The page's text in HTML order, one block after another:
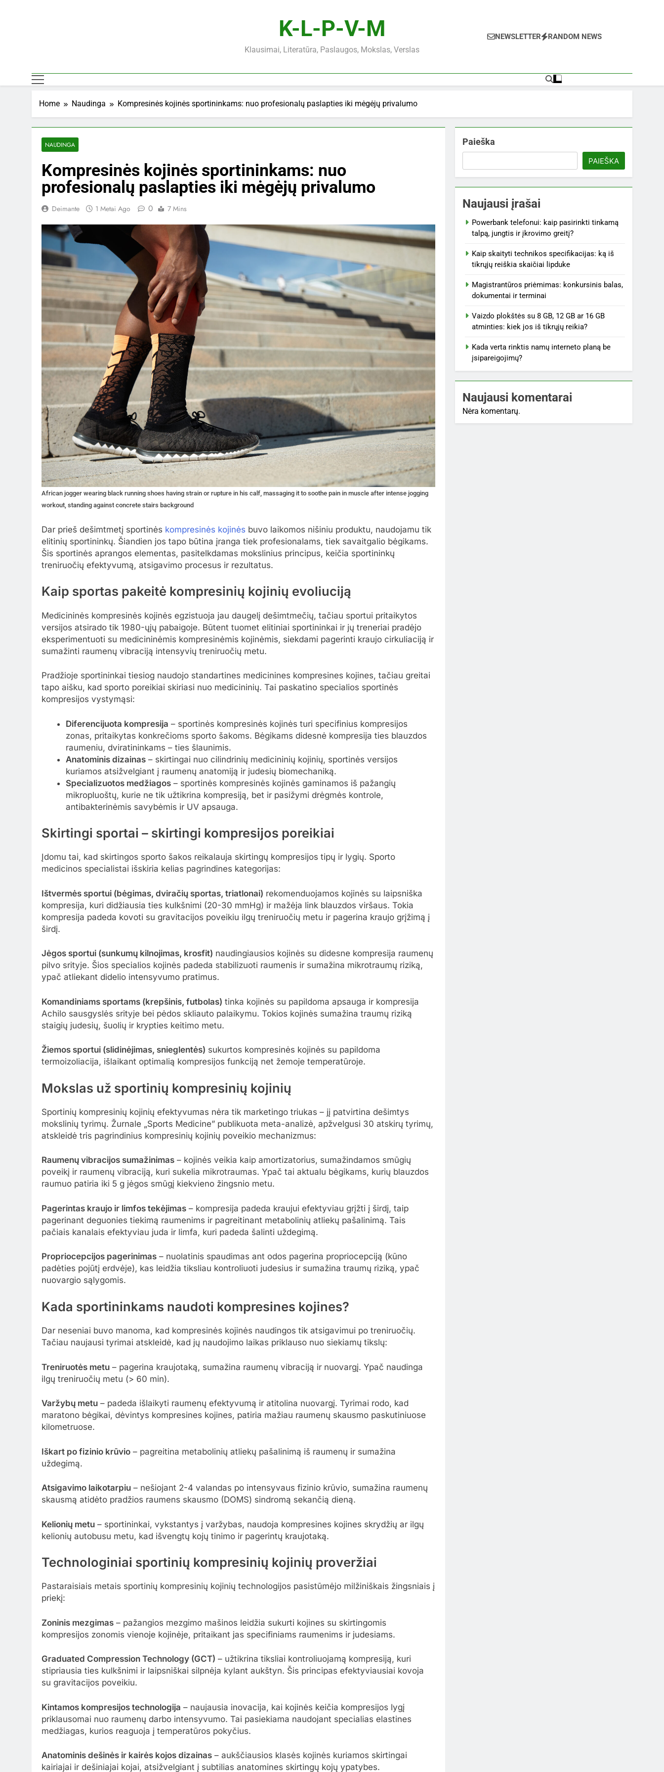
K-L-P-V-M
Klausimai, Literatūra, Paslaugos, Mokslas, Verslas
NEWSLETTER RANDOM NEWS
Home Naudinga Kompresinės kojinės sportininkams: nuo profesionalų paslapties iki mėgėjų privalumo
NAUDINGA
Kompresinės kojinės sportininkams: nuo
profesionalų paslapties iki mėgėjų privalumo
Deimante 1 Metai Ago 0 7 Mins
African jogger wearing black running shoes having strain or rupture in his calf, massaging it to soothe pain in muscle after intense jogging
workout, standing against concrete stairs background
Dar prieš dešimtmetį sportinės kompresinės kojinės buvo laikomos nišiniu produktu, naudojamu tik
elitinių sportininkų. Šiandien jos tapo būtina įranga tiek profesionalams, tiek savaitgalio bėgikams.
Šis sportinės aprangos elementas, pasitelkdamas mokslinius principus, keičia sportininkų
treniruočių efektyvumą, atsigavimo procesus ir rezultatus.
Kaip sportas pakeitė kompresinių kojinių evoliuciją
Medicininės kompresinės kojinės egzistuoja jau daugelį dešimtmečių, tačiau sportui pritaikytos
versijos atsirado tik 1980-ųjų pabaigoje. Būtent tuomet elitiniai sportininkai ir jų treneriai pradėjo
eksperimentuoti su medicininėmis kompresinėmis kojinėmis, siekdami pagerinti kraujo cirkuliaciją ir
sumažinti raumenų vibraciją intensyvių treniruočių metu.
Pradžioje sportininkai tiesiog naudojo standartines medicinines kompresines kojines, tačiau greitai
tapo aišku, kad sporto poreikiai skiriasi nuo medicininių. Tai paskatino specialios sportinės
kompresijos vystymąsi:
Diferencijuota kompresija – sportinės kompresinės kojinės turi specifinius kompresijos
zonas, pritaikytas konkrečioms sporto šakoms. Bėgikams didesnė kompresija ties blauzdos
raumeniu, dviratininkams – ties šlaunimis.
Anatominis dizainas– skirtingai nuo cilindrinių medicininių kojinių, sportinės versijos
kuriamos atsižvelgiant į raumenų anatomiją ir judesių biomechaniką.
Specializuotos medžiagos– sportinės kompresinės kojinės gaminamos iš pažangių
mikropluoštų, kurie ne tik užtikrina kompresiją, bet ir pasižymi drėgmės kontrole,
antibakterinėmis savybėmis ir UV apsauga.
Skirtingi sportai – skirtingi kompresijos poreikiai
Įdomu tai, kad skirtingos sporto šakos reikalauja skirtingų kompresijos tipų ir lygių. Sporto
medicinos specialistai išskiria kelias pagrindines kategorijas:
Ištvermės sportui (bėgimas, dviračių sportas, triatlonai) rekomenduojamos kojinės su laipsniška
kompresija, kuri didžiausia ties kulkšnimi (20-30 mmHg) ir mažėja link blauzdos viršaus. Tokia
kompresija padeda kovoti su gravitacijos poveikiu ilgų treniruočių metu ir pagerina kraujo grįžimą į
širdį.
Jėgos sportui (sunkumų kilnojimas, krosfit) naudingiausios kojinės su didesne kompresija raumenų
pilvo srityje. Šios specialios kojinės padeda stabilizuoti raumenis ir sumažina mikrotraumų riziką,
ypač atliekant didelio intensyvumo pratimus.
Komandiniams sportams (krepšinis, futbolas) tinka kojinės su papildoma apsauga ir kompresija
Achilo sausgyslės srityje bei pėdos skliauto palaikymu. Tokios kojinės sumažina traumų riziką
staigių judesių, šuolių ir krypties keitimo metu.
Žiemos sportui (slidinėjimas, snieglentės) sukurtos kompresinės kojinės su papildoma
termoizoliacija, išlaikant optimalią kompresijos funkciją net žemoje temperatūroje.
Mokslas už sportinių kompresinių kojinių
Sportinių kompresinių kojinių efektyvumas nėra tik marketingo triukas – jį patvirtina dešimtys
mokslinių tyrimų. Žurnale „Sports Medicine” publikuota meta-analizė, apžvelgusi 30 atskirų tyrimų,
atskleidė tris pagrindinius kompresinių kojinių poveikio mechanizmus:
Raumenų vibracijos sumažinimas – kojinės veikia kaip amortizatorius, sumažindamos smūgių
poveikį ir raumenų vibraciją, kuri sukelia mikrotraumas. Ypač tai aktualu bėgikams, kurių blauzdos
raumuo patiria iki 5 g jėgos smūgį kiekvieno žingsnio metu.
Pagerintas kraujo ir limfos tekėjimas – kompresija padeda kraujui efektyviau grįžti į širdį, taip
pagerinant deguonies tiekimą raumenims ir pagreitinant metabolinių atliekų pašalinimą. Tais
pačiais kanalais efektyviau juda ir limfa, kuri padeda šalinti uždegimą.
Propriocepcijos pagerinimas – nuolatinis spaudimas ant odos pagerina propriocepciją (kūno
padėties pojūtį erdvėje), kas leidžia tiksliau kontroliuoti judesius ir sumažina traumų riziką, ypač
nuovargio sąlygomis.
Kada sportininkams naudoti kompresines kojines?
Dar neseniai buvo manoma, kad kompresinės kojinės naudingos tik atsigavimui po treniruočių.
Tačiau naujausi tyrimai atskleidė, kad jų naudojimo laikas priklauso nuo siekiamų tikslų:
Treniruotės metu – pagerina kraujotaką, sumažina raumenų vibraciją ir nuovargį. Ypač naudinga
ilgų treniruočių metu (> 60 min).
Varžybų metu – padeda išlaikyti raumenų efektyvumą ir atitolina nuovargį. Tyrimai rodo, kad
maratono bėgikai, dėvintys kompresines kojines, patiria mažiau raumenų skausmo paskutiniuose
kilometruose.
Iškart po fizinio krūvio – pagreitina metabolinių atliekų pašalinimą iš raumenų ir sumažina
uždegimą.
Atsigavimo laikotarpiu – nešiojant 2-4 valandas po intensyvaus fizinio krūvio, sumažina raumenų
skausmą atidėto pradžios raumens skausmo (DOMS) sindromą sekančią dieną.
Kelionių metu – sportininkai, vykstantys į varžybas, naudoja kompresines kojines skrydžių ar ilgų
kelionių autobusu metu, kad išvengtų kojų tinimo ir pagerintų kraujotaką.
Technologiniai sportinių kompresinių kojinių proveržiai
Pastaraisiais metais sportinių kompresinių kojinių technologijos pasistūmėjo milžiniškais žingsniais į
priekį:
Zoninis mezgimas – pažangios mezgimo mašinos leidžia sukurti kojines su skirtingomis
kompresijos zonomis vienoje kojinėje, pritaikant jas specifiniams raumenims ir judesiams.
Graduated Compression Technology (GCT) – užtikrina tiksliai kontroliuojamą kompresiją, kuri
stipriausia ties kulkšnimi ir laipsniškai silpnėja kylant aukštyn. Šis principas efektyviausiai kovoja
su gravitacijos poveikiu.
Kintamos kompresijos technologija – naujausia inovacija, kai kojinės keičia kompresijos lygį
priklausomai nuo raumenų darbo intensyvumo. Tai pasiekiama naudojant specialias elastines
medžiagas, kurios reaguoja į temperatūros pokyčius.
Anatominis dešinės ir kairės kojos dizainas – aukščiausios klasės kojinės kuriamos skirtingai
kairiajai ir dešiniajai kojai, atsižvelgiant į subtilias anatomines skirtingų kojų ypatybes.
Paieška
PAIEŠKA
Naujausi įrašai
Powerbank telefonui: kaip pasirinkti tinkamą
talpą, jungtis ir įkrovimo greitį?
Kaip skaityti technikos specifikacijas: ką iš
tikrųjų reiškia skaičiai lipduke
Magistrantūros priėmimas: konkursinis balas,
dokumentai ir terminai
Vaizdo plokštės su 8 GB, 12 GB ar 16 GB
atminties: kiek jos iš tikrųjų reikia?
Kada verta rinktis namų interneto planą be
įsipareigojimų?
Naujausi komentarai
Nėra komentarų.